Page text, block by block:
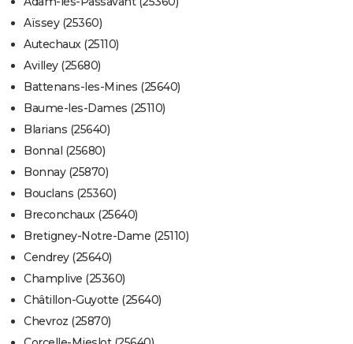
Aïssey (25360)
Autechaux (25110)
Avilley (25680)
Battenans-les-Mines (25640)
Baume-les-Dames (25110)
Blarians (25640)
Bonnal (25680)
Bonnay (25870)
Bouclans (25360)
Breconchaux (25640)
Bretigney-Notre-Dame (25110)
Cendrey (25640)
Champlive (25360)
Châtillon-Guyotte (25640)
Chevroz (25870)